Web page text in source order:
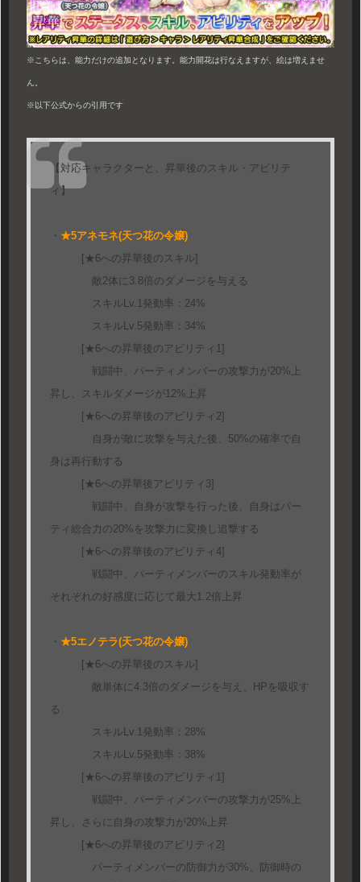
※こちらは、能力だけの追加となります。能力開花は行なえますが、絵は増えませ
ん。
※以下公式からの引用です
【対応キャラクターと、昇華後のスキル・アビリテ
ィ】
・ ★5アネモネ(天つ花の令嬢)
[★6への昇華後のスキル]
敵2体に3.8倍のダメージを与える
スキルLv.1発動率：24%
スキルLv.5発動率：34%
[★6への昇華後のアビリティ1]
戦闘中、パーティメンバーの攻撃力が20%上
昇し、スキルダメージが12%上昇
[★6への昇華後のアビリティ2]
自身が敵に攻撃を与えた後、50%の確率で自
身は再行動する
[★6への昇華後アビリティ3]
戦闘中、自身が攻撃を行った後、自身はパー
ティ総合力の20%を攻撃力に変換し追撃する
[★6への昇華後のアビリティ4]
戦闘中、パーティメンバーのスキル発動率が
それぞれの好感度に応じて最大1.2倍上昇
・ ★5エノテラ(天つ花の令嬢)
[★6への昇華後のスキル]
敵単体に4.3倍のダメージを与え、HPを吸収す
る
スキルLv.1発動率：28%
スキルLv.5発動率：38%
[★6への昇華後のアビリティ1]
戦闘中、パーティメンバーの攻撃力が25%上
昇し、さらに自身の攻撃力が20%上昇
[★6への昇華後のアビリティ2]
パーティメンバーの防御力が30%、防御時の